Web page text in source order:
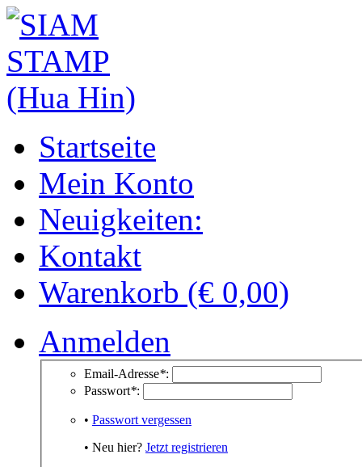
Startseite
Mein Konto
Neuigkeiten:
Kontakt
Warenkorb (€ 0,00)
Anmelden
Email-Adresse*:
Passwort*:
• Passwort vergessen
• Neu hier? Jetzt registrieren